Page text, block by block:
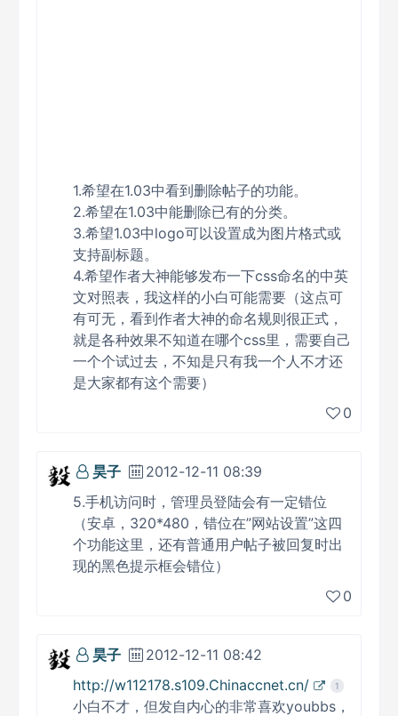
1.希望在1.03中看到删除帖子的功能。
2.希望在1.03中能删除已有的分类。
3.希望1.03中logo可以设置成为图片格式或
支持副标题。
4.希望作者大神能够发布一下css命名的中英
文对照表，我这样的小白可能需要（这点可
有可无，看到作者大神的命名规则很正式，
就是各种效果不知道在哪个css里，需要自己
一个个试过去，不知是只有我一个人不才还
是大家都有这个需要）
0
昊子
2012-12-11 08:39
5.手机访问时，管理员登陆会有一定错位
（安卓，320*480，错位在”网站设置”这四
个功能这里，还有普通用户帖子被回复时出
现的黑色提示框会错位）
0
昊子
2012-12-11 08:42
http://w112178.s109.Chinaccnet.cn/
1
小白不才，但发自内心的非常喜欢youbbs，